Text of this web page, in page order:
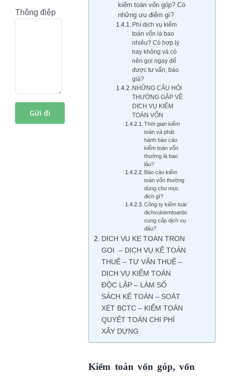
kiểm toán vốn góp? Có
những ưu điểm gì?
Phí dịch vụ kiểm
toán vốn là bao
nhiêu? Có hợp lý
hay không và có
nên gọi ngay để
được tư vấn, báo
giá?
NHỮNG CÂU HỎI
THƯỜNG GẶP VỀ
DỊCH VỤ KIỂM
TOÁN VỐN
Thời gian kiểm
toán và phát
hành báo cáo
kiểm toán vốn
thường là bao
lâu?
Báo cáo kiểm
toán vốn thường
dùng cho mục
đich gì?
Công ty kiểm toán
dichvukiemtoanbctc.com
cung cấp dịch vụ ở
đâu?
DICH VU KE TOAN TRON
GOI – DỊCH VỤ KẾ TOÁN
THUẾ – TƯ VẤN THUẾ –
DỊCH VỤ KIỂM TOÁN
ĐỘC LẬP – LÀM SỔ
SÁCH KẾ TOÁN – SOÁT
XÉT BCTC – KIỂM TOÁN
QUYẾT TOÁN CHI PHÍ
XÂY DỰNG
Kiểm toán vốn góp, vốn
Thông điệp